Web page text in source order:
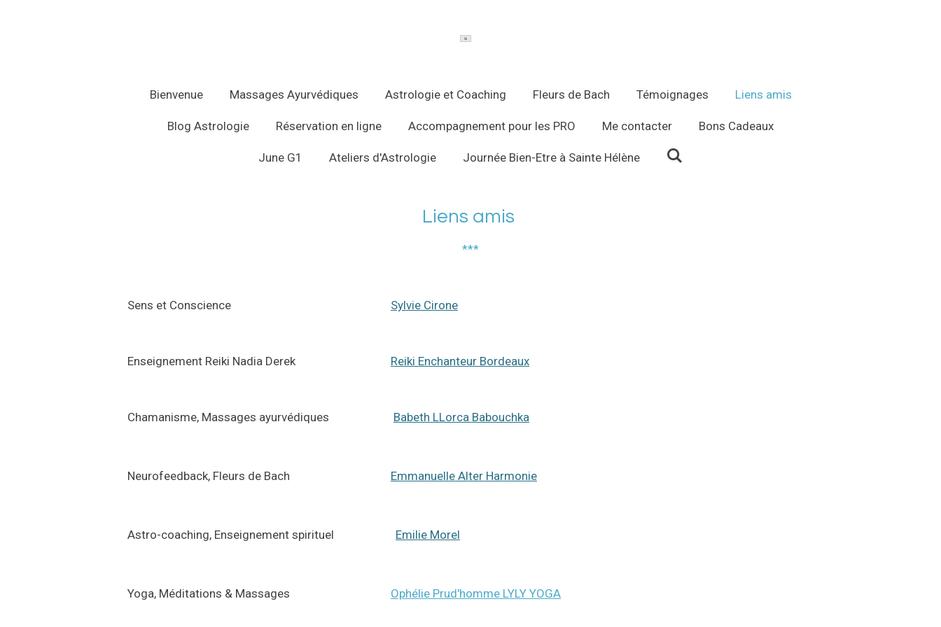
Bienvenue Massages Ayurvédiques Astrologie et Coaching Fleurs de Bach Témoignages Liens amis
Blog Astrologie Réservation en ligne Accompagnement pour les PRO Me contacter Bons Cadeaux
June G1 Ateliers d'Astrologie Journée Bien-Etre à Sainte Hélène
Liens amis
***
Sens et Conscience Sylvie Cirone
Enseignement Reiki Nadia Derek Reiki Enchanteur Bordeaux
Chamanisme, Massages ayurvédiques Babeth LLorca Babouchka
Neurofeedback, Fleurs de Bach Emmanuelle Alter Harmonie
Astro-coaching, Enseignement spirituel Emilie Morel
Yoga, Méditations & Massages Ophélie Prud'homme LYLY YOGA